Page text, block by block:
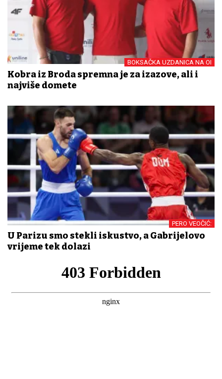
BOKSAČKA UZDANICA NA OI
Kobra iz Broda spremna je za izazove, ali i
najviše domete
PERO VEOČIĆ:
U Parizu smo stekli iskustvo, a Gabrijelovo
vrijeme tek dolazi